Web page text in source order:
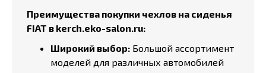
Преимущества покупки чехлов на сиденья
FIAT в kerch.eko-salon.ru:
Широкий выбор: Большой ассортимент
моделей для различных автомобилей